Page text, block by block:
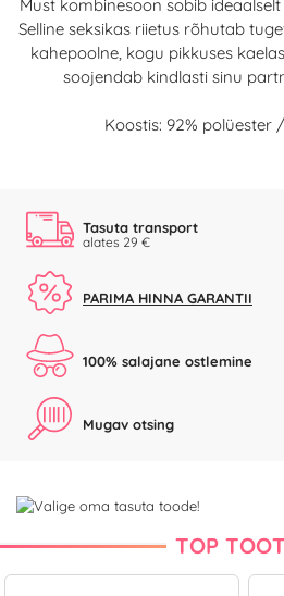
Must kombinesoon sobib
Selline seksikas riietus rõhutab
kahepoolne, kogu pikkuses
soojendab kindlasti sinu
Koostis: 92% polüester
Tasuta transport
alates 29 €
PARIMA HINNA GARANTII
100% salajane ostlemine
Mugav otsing
TOP